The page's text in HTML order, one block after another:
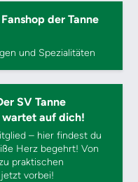
der Tanne
und Spezialitäten
SV Tanne
wartet auf dich!
– hier findest du
Herz begehrt! Von
praktischen
vorbei!